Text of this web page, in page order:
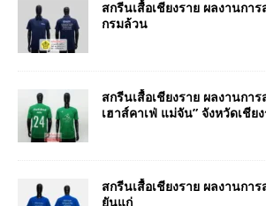
สกรีนเสื้อเชียงราย ผลงานกา
กรมล้วน
สกรีนเสื้อเชียงราย ผลงานกา
เฮาส์คาเฟ่ แม่จัน” จังหวัดเชีย
สกรีนเสื้อเชียงราย ผลงานกา
ยันแก่